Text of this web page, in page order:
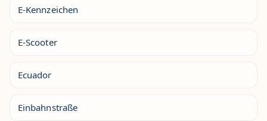
E-Kennzeichen
E-Scooter
Ecuador
Einbahnstraße